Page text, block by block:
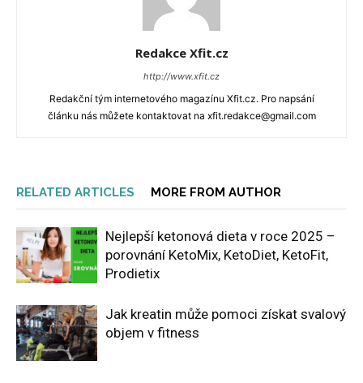
Redakce Xfit.cz
http://www.xfit.cz
Redakční tým internetového magazínu Xfit.cz. Pro napsání
článku nás můžete kontaktovat na xfit.redakce@gmail.com
RELATED ARTICLES MORE FROM AUTHOR
Nejlepší ketonová dieta v roce 2025 –
porovnání KetoMix, KetoDiet, KetoFit,
Prodietix
Jak kreatin může pomoci získat svalový
objem v fitness